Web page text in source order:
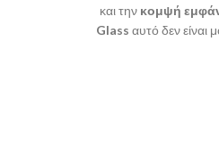
και την κομψή
Glass αυτό δεν είναι